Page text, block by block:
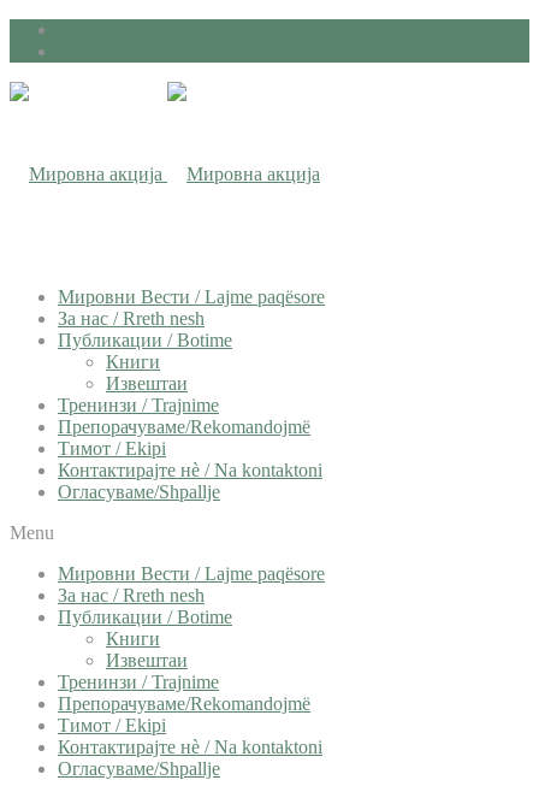
Мировни Вести / Lajme paqësore
За нас / Rreth nesh
Публикации / Botime
Книги
Извештаи
Тренинзи / Trajnime
Препорачуваме/Rekomandojmë
Тимот / Ekipi
Контактирајте нѐ / Na kontaktoni
Огласуваме/Shpallje
Menu
Мировни Вести / Lajme paqësore
За нас / Rreth nesh
Публикации / Botime
Книги
Извештаи
Тренинзи / Trajnime
Препорачуваме/Rekomandojmë
Тимот / Ekipi
Контактирајте нѐ / Na kontaktoni
Огласуваме/Shpallje